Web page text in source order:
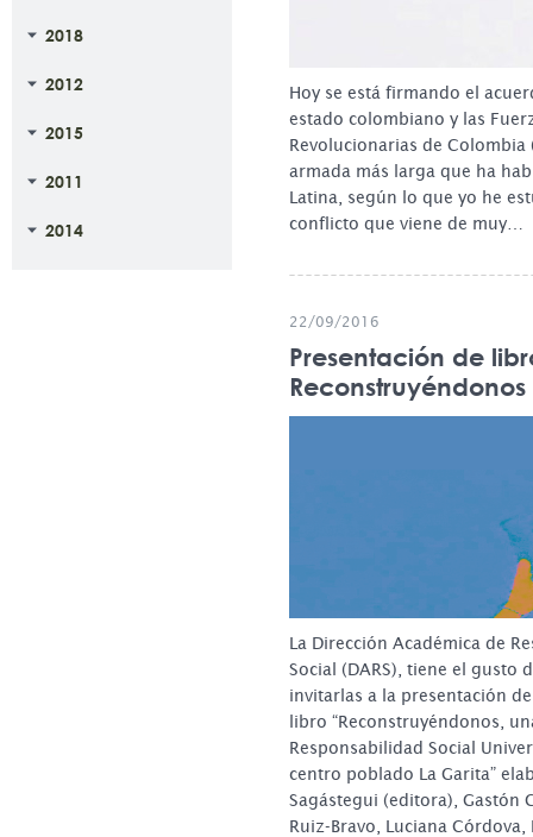
2018
2012
2015
2011
2014
Hoy se está firmando el
estado colombiano y las
Revolucionarias de Colombia
armada más larga que ha
Latina, según lo que yo he
conflicto que viene de muy…
22/09/2016
Presentación de
Reconstruyéndonos
La Dirección Académica de
Social (DARS), tiene el gusto
invitarlas a la presentación
libro “Reconstruyéndonos,
Responsabilidad Social
centro poblado La Garita”
Sagástegui (editora), Gastón
Ruiz-Bravo, Luciana Córdova,